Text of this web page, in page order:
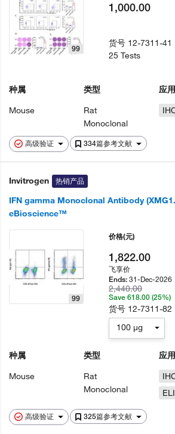
高级验证 334篇参考文献
99
种属
Mouse
类型
Rat
Monoclonal
应用
1,000.00
货号 12-7311-41
25 Tests
Invitrogen 热销产品
IFN gamma Monoclonal Antibody
eBioscience™
高级验证 325篇参考文献
99
种属
Mouse
类型
Rat
Monoclonal
应用
价格(元)
1,822.00
飞享价
Ends:31-Dec-2026
2,440.00
Save 618.00 (25%)
货号 12-7311-82
100 µg